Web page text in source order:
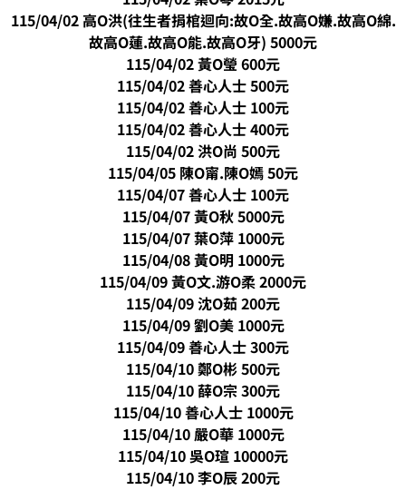
115/04/02 高O洪(往生者捐棺迴向:故O全.故高O嫌.故高O綿.
故高O蓮.故高O能.故高O牙) 5000元
115/04/02 黃O瑩 600元
115/04/02 善心人士 500元
115/04/02 善心人士 100元
115/04/02 善心人士 400元
115/04/02 洪O尚 500元
115/04/05 陳O甯.陳O嫣 50元
115/04/07 善心人士 100元
115/04/07 黃O秋 5000元
115/04/07 葉O萍 1000元
115/04/08 黃O明 1000元
115/04/09 黃O文.游O柔 2000元
115/04/09 沈O茹 200元
115/04/09 劉O美 1000元
115/04/09 善心人士 300元
115/04/10 鄭O彬 500元
115/04/10 薛O宗 300元
115/04/10 善心人士 1000元
115/04/10 嚴O華 1000元
115/04/10 吳O瑄 10000元
115/04/10 李O辰 200元